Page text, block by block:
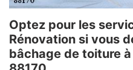
Optez pour les
Rénovation si vous
bâchage de toiture